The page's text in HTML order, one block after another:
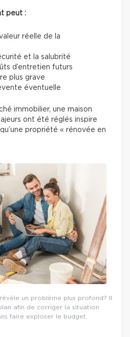
peut :
réelle de la
et la salubrité
d’entretien futurs
plus grave
éventuelle
immobilier, une maison
ont été réglés inspire
propriété « rénovée en
un problème plus profond? Il
afin de corriger la situation
faire exploser le budget.